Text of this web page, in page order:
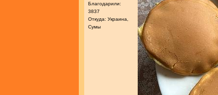
Благодарили:
3837
Откуда: Украина,
Сумы